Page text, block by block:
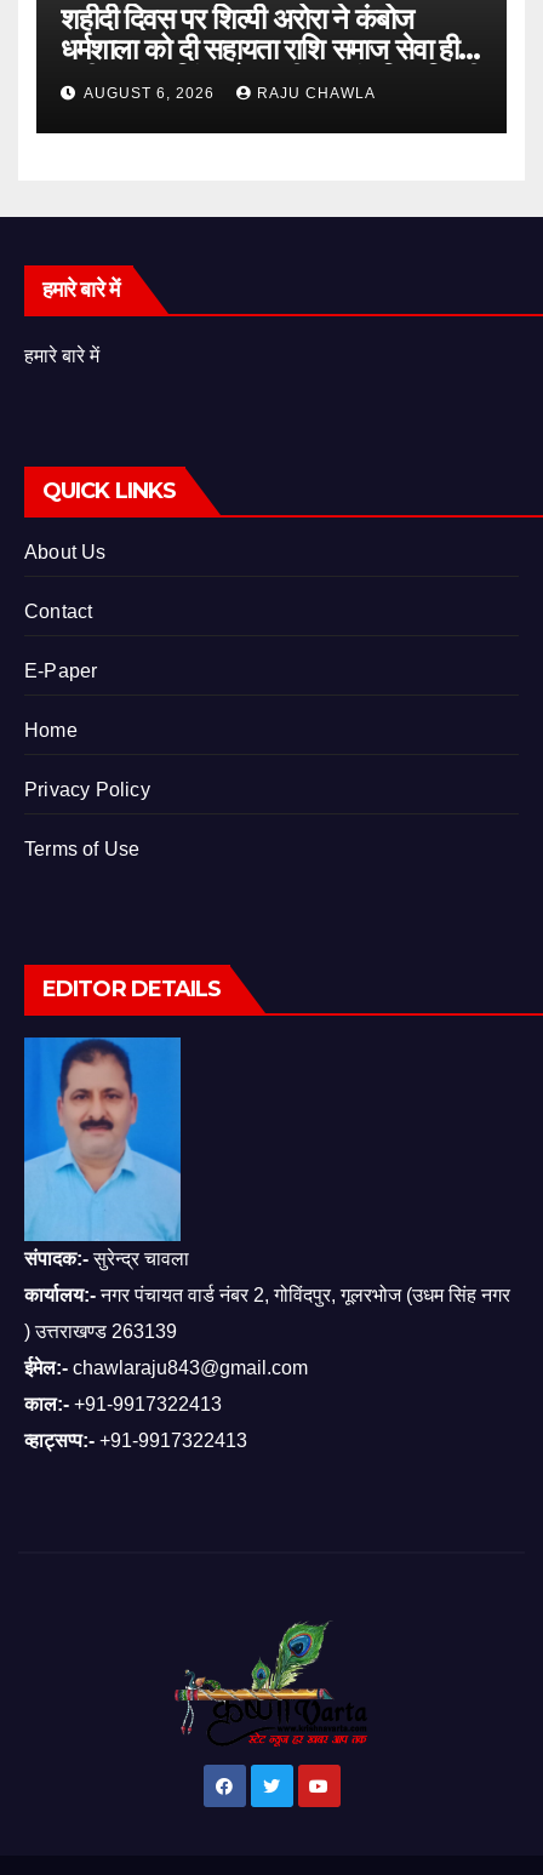
शहीदी दिवस पर शिल्पी अरोरा ने कंबोज
धर्मशाला को दी सहायता राशि समाज सेवा ही
शहीद ऊधम सिंह को सच्ची श्रद्धांजलि : शिल्पी
अरोरा
AUGUST 6, 2026 RAJU CHAWLA
हमारे बारे में
हमारे बारे में
QUICK LINKS
About Us
Contact
E-Paper
Home
Privacy Policy
Terms of Use
EDITOR DETAILS
संपादक:-सुरेन्द्र चावला
कार्यालय:-नगर पंचायत वार्ड नंबर 2, गोविंदपुर, गूलरभोज (उधम सिंह नगर
) उत्तराखण्ड 263139
ईमेल:- chawlaraju843@gmail.com
काल:- +91-9917322413
व्हाट्सप्प:- +91-9917322413